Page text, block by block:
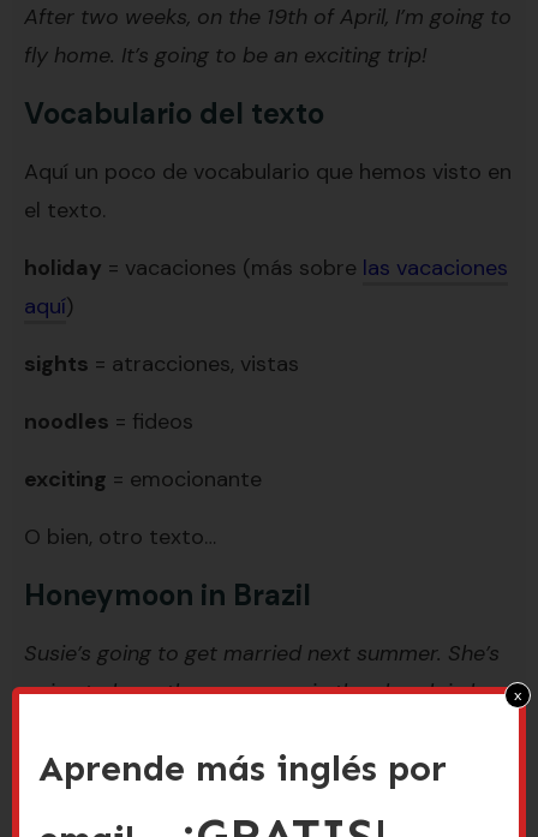
After two weeks, on the 19th of April, I’m going to
fly home. It’s going to be an exciting trip!
Vocabulario del texto
Aquí un poco de vocabulario que hemos visto en
el texto.
holiday = vacaciones (más sobre las vacaciones
aquí)
sights = atracciones, vistas
noodles = fideos
exciting = emocionante
O bien, otro texto…
Honeymoon in Brazil
Susie’s going to get married next summer. She’s
going to have the ceremony in the church in her
After the wedding, she and her husband are
going to have dinner with all their friends and
Aprende más inglés por
x